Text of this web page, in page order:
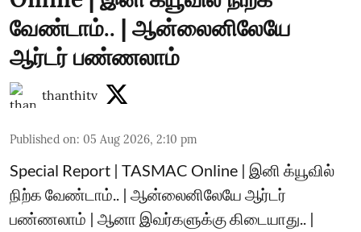
வேண்டாம்.. | ஆன்லைனிலேயே
ஆர்டர் பண்ணலாம்
thanthitv
Published on: 05 Aug 2026, 2:10 pm
Special Report | TASMAC Online | இனி க்யூவில்
நிற்க வேண்டாம்.. | ஆன்லைனிலேயே ஆர்டர்
பண்ணலாம் | ஆனா இவர்களுக்கு கிடையாது.. |